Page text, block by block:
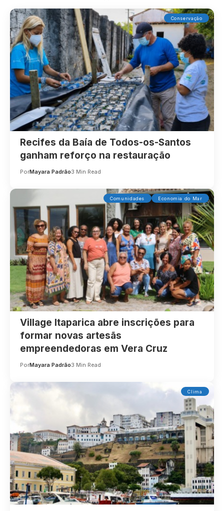
Conservação
Recifes da Baía de Todos-os-Santos
ganham reforço na restauração
PorMayara Padrão3 Min Read
Comunidades Economia do Mar
Village Itaparica abre inscrições para
formar novas artesãs
empreendedoras em Vera Cruz
PorMayara Padrão3 Min Read
Clima